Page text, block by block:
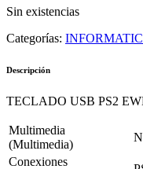
Sin existencias
Categorías:
Descripción
TECLADO USB PS2
Multimedia
(Multimedia)
Conexiones